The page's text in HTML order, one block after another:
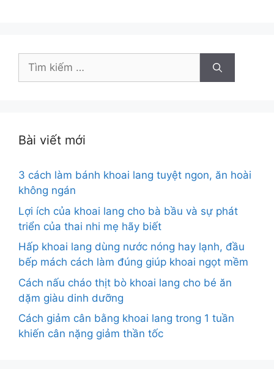
Tìm
Bài viết mới
3 cách làm bánh khoai lang tuyệt ngon, ăn hoài
không ngán
Lợi ích của khoai lang cho bà bầu và sự phát
triển của thai nhi mẹ hãy biết
Hấp khoai lang dùng nước nóng hay lạnh, đầu
bếp mách cách làm đúng giúp khoai ngọt mềm
Cách nấu cháo thịt bò khoai lang cho bé ăn
dặm giàu dinh dưỡng
Cách giảm cân bằng khoai lang trong 1 tuần
khiến cân nặng giảm thần tốc